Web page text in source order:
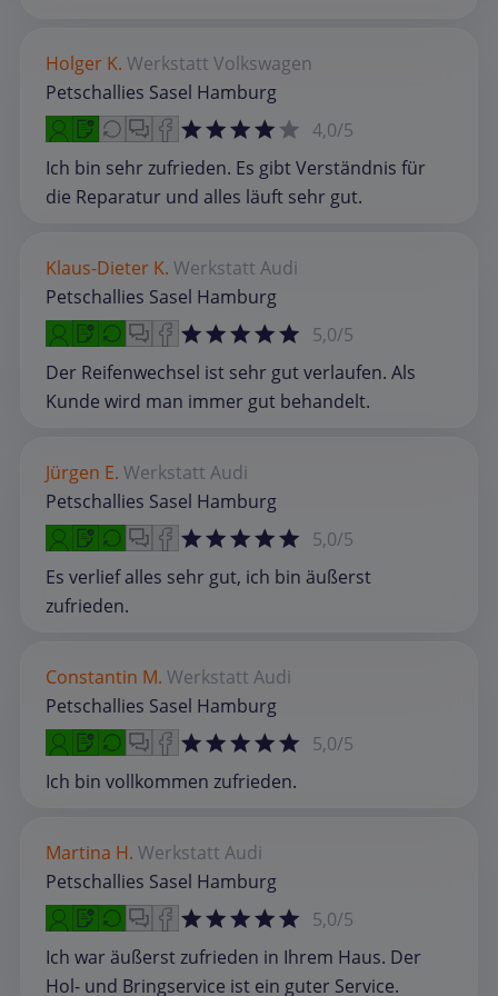
Holger K. Werkstatt Volkswagen
Petschallies Sasel Hamburg
4,0/5
Ich bin sehr zufrieden. Es gibt Verständnis für
die Reparatur und alles läuft sehr gut.
Klaus-Dieter K. Werkstatt Audi
Petschallies Sasel Hamburg
5,0/5
Der Reifenwechsel ist sehr gut verlaufen. Als
Kunde wird man immer gut behandelt.
Jürgen E. Werkstatt Audi
Petschallies Sasel Hamburg
5,0/5
Es verlief alles sehr gut, ich bin äußerst
zufrieden.
Constantin M. Werkstatt Audi
Petschallies Sasel Hamburg
5,0/5
Ich bin vollkommen zufrieden.
Martina H. Werkstatt Audi
Petschallies Sasel Hamburg
5,0/5
Ich war äußerst zufrieden in Ihrem Haus. Der
Hol- und Bringservice ist ein guter Service.